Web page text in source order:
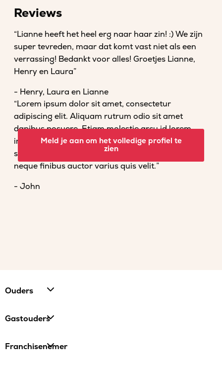
Reviews
“Lianne heeft het heel erg naar haar zin! :) We zijn
super tevreden, maar dat komt vast niet als een
verrassing! Bedankt voor alles! Groetjes Lianne,
Henry en Laura”
- Henry, Laura en Lianne
“Lorem ipsum dolor sit amet, consectetur
adipiscing elit. Aliquam rutrum odio sit amet
dapibus posuere. Etiam molestie arcu id lorem
imperdiet convallis. Fusce venenatis nisl nec dolor
scelerisque tempor. Vestibulum et magna vel
neque finibus auctor varius quis velit.”
- John
Meld je aan om het volledige profiel te
zien
Ouders
Gastouders
Franchisenemer